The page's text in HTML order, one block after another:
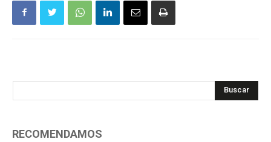
Buscar
RECOMENDAMOS